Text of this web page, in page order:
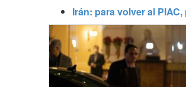
Irán: para volver al